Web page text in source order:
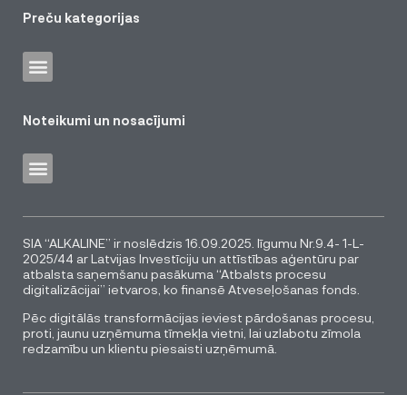
Preču kategorijas
Noteikumi un nosacījumi
SIA “ALKALINE” ir noslēdzis 16.09.2025. līgumu Nr.9.4- 1-L-
2025/44 ar Latvijas Investīciju un attīstības aģentūru par
atbalsta saņemšanu pasākuma “Atbalsts procesu
digitalizācijai” ietvaros, ko finansē Atveseļošanas fonds.
Pēc digitālās transformācijas ieviest pārdošanas procesu,
proti, jaunu uzņēmuma tīmekļa vietni, lai uzlabotu zīmola
redzamību un klientu piesaisti uzņēmumā.